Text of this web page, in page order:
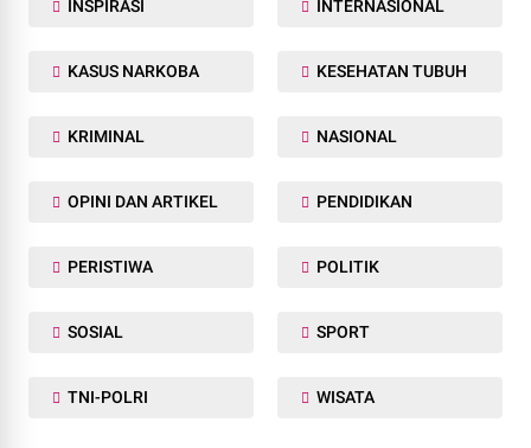
INSPIRASI INTERNASIONAL
KASUS NARKOBA KESEHATAN TUBUH
KRIMINAL NASIONAL
OPINI DAN ARTIKEL PENDIDIKAN
PERISTIWA POLITIK
SOSIAL SPORT
TNI-POLRI WISATA